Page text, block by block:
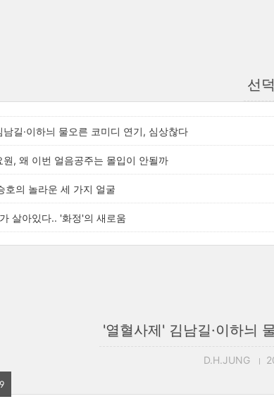
선
남길·이하늬 물오른 코미디 연기, 심상찮다
원, 왜 이번 얼음공주는 몰입이 안될까
호의 놀라운 세 가지 얼굴
살아있다.. '화정'의 새로움
'열혈사제' 김남길·이하늬
D.H.JUNG